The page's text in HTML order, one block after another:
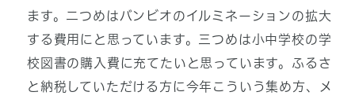
ます。二つめはバンビオのイルミネーションの拡大
する費用にと思っています。三つめは小中学校の学
校図書の購入費に充てたいと思っています。ふるさ
と納税していただける方に今年こういう集め方、メ